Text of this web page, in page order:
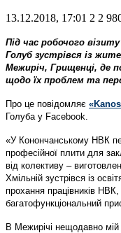
13.12.2018, 17:01 2 2
Під час робочого
Голуб зустрівся із
Межиріч, Грищенці, де
щодо їх проблем та
Про це повідомляє
Голуба у Facebook.
«У Конончанському НВК
професійної плити для
від колективу –
Хмільній зустрівся із
прохання працівників
багатофункціональний
В Межирічі нещодавно